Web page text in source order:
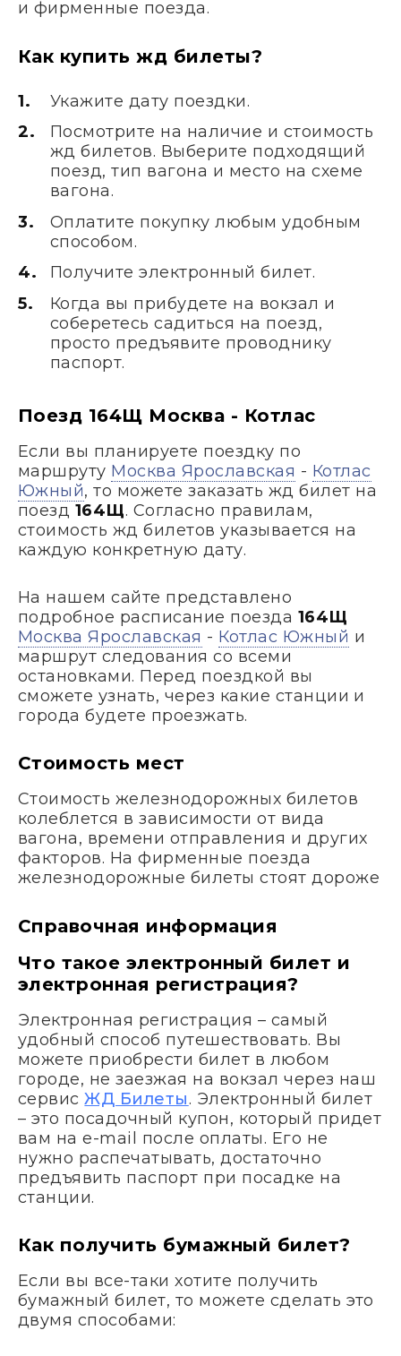
и фирменные поезда.
Как купить жд билеты?
Укажите дату поездки.
Посмотрите на наличие и стоимость
жд билетов. Выберите подходящий
поезд, тип вагона и место на схеме
вагона.
Оплатите покупку любым удобным
способом.
Получите электронный билет.
Когда вы прибудете на вокзал и
соберетесь садиться на поезд,
просто предъявите проводнику
паспорт.
Поезд 164Щ Москва - Котлас
Если вы планируете поездку по
маршруту Москва Ярославская - Котлас
Южный, то можете заказать жд билет на
поезд 164Щ. Согласно правилам,
стоимость жд билетов указывается на
каждую конкретную дату.
На нашем сайте представлено
подробное расписание поезда 164Щ
Москва Ярославская - Котлас Южный и
маршрут следования со всеми
остановками. Перед поездкой вы
сможете узнать, через какие станции и
города будете проезжать.
Стоимость мест
Стоимость железнодорожных билетов
колеблется в зависимости от вида
вагона, времени отправления и других
факторов. На фирменные поезда
железнодорожные билеты стоят дороже
Справочная информация
Что такое электронный билет и
электронная регистрация?
Электронная регистрация – самый
удобный способ путешествовать. Вы
можете приобрести билет в любом
городе, не заезжая на вокзал через наш
сервисЖД Билеты. Электронный билет
– это посадочный купон, который придет
вам на e-mail после оплаты. Его не
нужно распечатывать, достаточно
предъявить паспорт при посадке на
станции.
Как получить бумажный билет?
Если вы все-таки хотите получить
бумажный билет, то можете сделать это
двумя способами: